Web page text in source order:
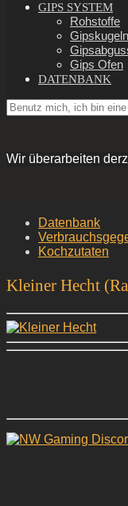
GIPS SYSTEM
Rohstoffe
Gipskugeln
Gips Ofen
DATENBANK
Wir überarbeiten
Datenbank
Kochzutaten
Kleiner Hecht